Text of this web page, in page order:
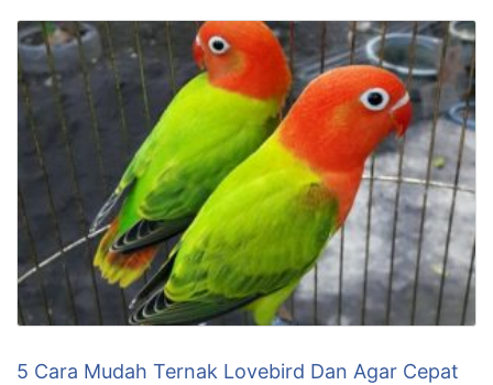
5 Cara Mudah Ternak Lovebird Dan Agar Cepat